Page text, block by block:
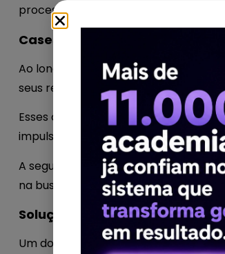
processos e a atenção aos
Cases de Sucesso com o EVO
Ao longo do tempo, vários clientes
seus resultados investindo na
Esses casos demonstram como o
impulsionando o crescimento e a
A seguir, apresentamos alguns
na busca pela excelência na
Solução de Problemas no
Um dos desafios enfrentados por